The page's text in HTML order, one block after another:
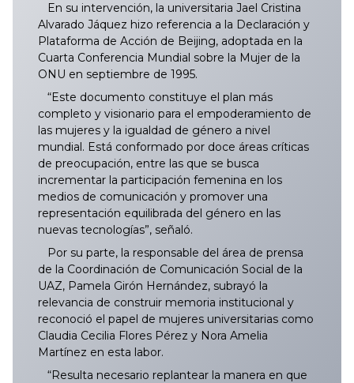
En su intervención, la universitaria Jael Cristina
Alvarado Jáquez hizo referencia a la Declaración y
Plataforma de Acción de Beijing, adoptada en la
Cuarta Conferencia Mundial sobre la Mujer de la
ONU en septiembre de 1995.
“Este documento constituye el plan más
completo y visionario para el empoderamiento de
las mujeres y la igualdad de género a nivel
mundial. Está conformado por doce áreas críticas
de preocupación, entre las que se busca
incrementar la participación femenina en los
medios de comunicación y promover una
representación equilibrada del género en las
nuevas tecnologías”, señaló.
Por su parte, la responsable del área de prensa
de la Coordinación de Comunicación Social de la
UAZ, Pamela Girón Hernández, subrayó la
relevancia de construir memoria institucional y
reconoció el papel de mujeres universitarias como
Claudia Cecilia Flores Pérez y Nora Amelia
Martínez en esta labor.
“Resulta necesario replantear la manera en que